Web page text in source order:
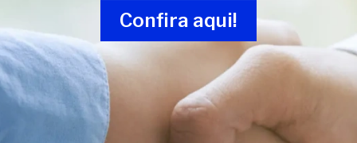
Confira aqui!